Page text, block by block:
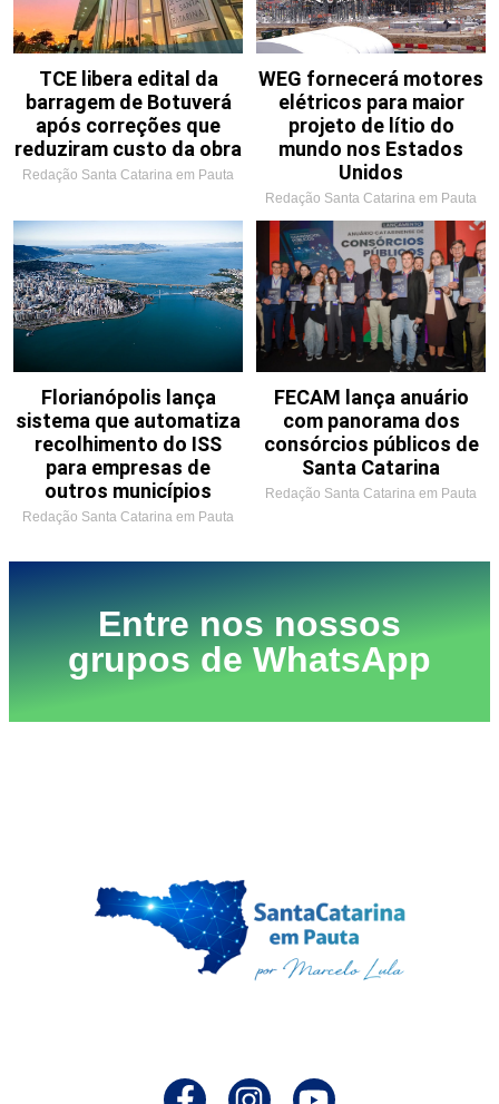
TCE libera edital da
barragem de Botuverá
após correções que
reduziram custo da obra
Redação Santa Catarina em Pauta
WEG fornecerá motores
elétricos para maior
projeto de lítio do
mundo nos Estados
Unidos
Redação Santa Catarina em Pauta
Florianópolis lança
sistema que automatiza
recolhimento do ISS
para empresas de
outros municípios
Redação Santa Catarina em Pauta
FECAM lança anuário
com panorama dos
consórcios públicos de
Santa Catarina
Redação Santa Catarina em Pauta
Entre nos nossos
grupos de WhatsApp